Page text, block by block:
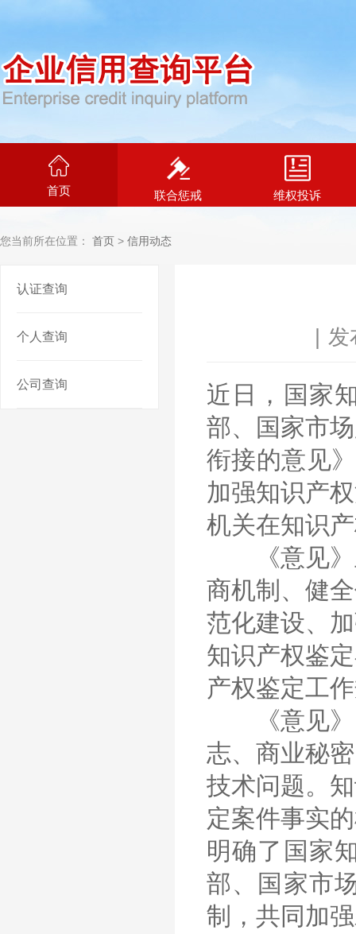
首页 联合惩戒 维权投诉
您当前所在位置： 首页 > 信用动态
认证查询
个人查询
公司查询
发
近日，国家
部、国家市
衔接的意见
加强知识产
机关在知识
《意见》
商机制、健
范化建设、
知识产权鉴
产权鉴定工
《意见》
志、商业秘
技术问题。
定案件事实
明确了国家
部、国家市
制，共同加